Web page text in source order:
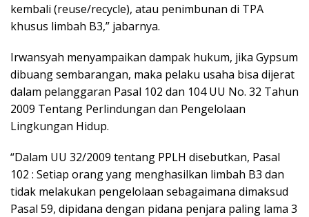
kembali (reuse/recycle), atau penimbunan di TPA
khusus limbah B3,” jabarnya.
Irwansyah menyampaikan dampak hukum, jika Gypsum
dibuang sembarangan, maka pelaku usaha bisa dijerat
dalam pelanggaran Pasal 102 dan 104 UU No. 32 Tahun
2009 Tentang Perlindungan dan Pengelolaan
Lingkungan Hidup.
“Dalam UU 32/2009 tentang PPLH disebutkan, Pasal
102 : Setiap orang yang menghasilkan limbah B3 dan
tidak melakukan pengelolaan sebagaimana dimaksud
Pasal 59, dipidana dengan pidana penjara paling lama 3